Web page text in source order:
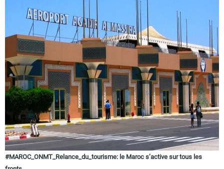
#MAROC_ONMT_Relance_du_tourisme: le Maroc s’active sur tous les